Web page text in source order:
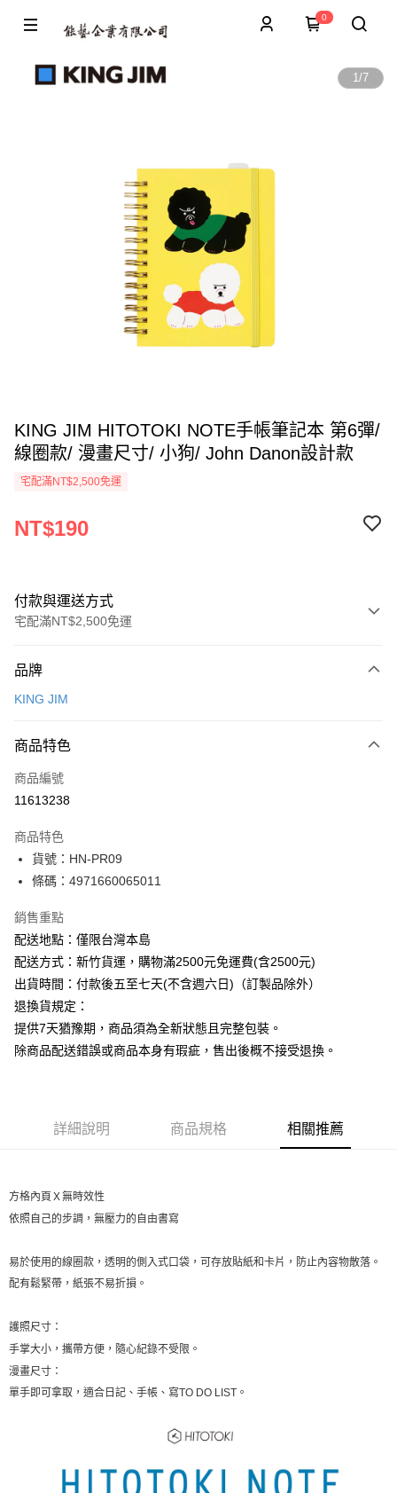
0
1/7
KING JIM HITOTOKI NOTE手帳筆記本 第6彈/
線圈款/ 漫畫尺寸/ 小狗/ John Danon設計款
宅配滿NT$2,500免運
NT$190
付款與運送方式
宅配滿NT$2,500免運
信用卡一次付款
街口支付
悠遊付
運送方式
下單前請先詢問庫存
每筆NT$130，滿NT$2,500(含以上)免運費
品牌
KING JIM
商品特色
商品編號
11613238
商品特色
貨號：HN-PR09
條碼：4971660065011
銷售重點
配送地點：僅限台灣本島
配送方式：新竹貨運，購物滿2500元免運費(含2500元)
出貨時間：付款後五至七天(不含週六日)（訂製品除外）
退換貨規定：
提供7天猶豫期，商品須為全新狀態且完整包裝。
除商品配送錯誤或商品本身有瑕疵，售出後概不接受退換。
詳細說明 商品規格 相關推薦
方格內頁Ｘ無時效性
依照自己的步調，無壓力的自由書寫
易於使用的線圈款，透明的側入式口袋，可存放貼紙和卡片，防止內容物散落。
配有鬆緊帶，紙張不易折損。
護照尺寸：
手掌大小，攜帶方便，隨心紀錄不受限。
漫畫尺寸：
單手即可拿取，適合日記、手帳、寫TO DO LIST。